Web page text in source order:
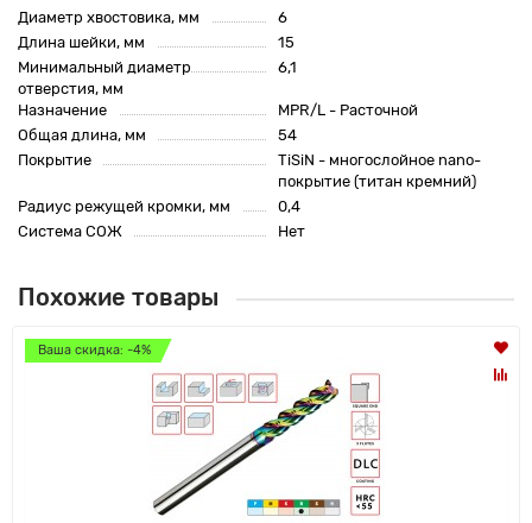
Диаметр хвостовика, мм
6
Длина шейки, мм
15
Минимальный диаметр
отверстия, мм
6,1
Назначение
MPR/L - Расточной
Общая длина, мм
54
Покрытие
TiSiN - многослойное nano-
покрытие (титан кремний)
Радиус режущей кромки, мм
0,4
Система СОЖ
Нет
Похожие товары
Ваша скидка: -4%